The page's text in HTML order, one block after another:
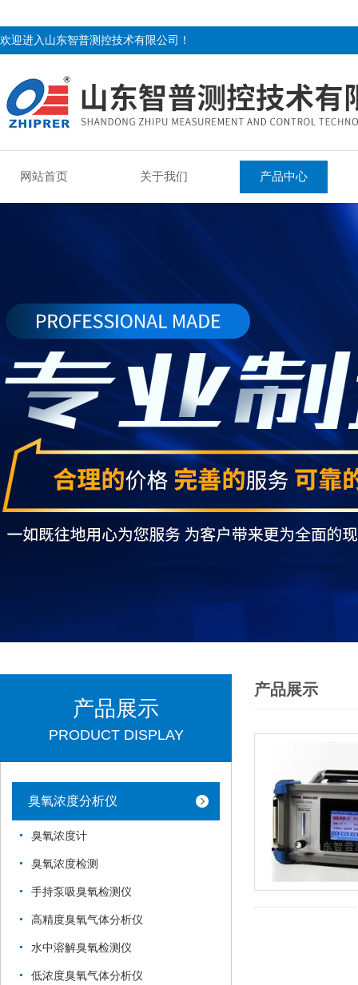
欢迎进入山东智普测控技术有限公司！
网站首页 关于我们 产品中心
产品展示
PRODUCT DISPLAY
臭氧浓度分析仪
臭氧浓度计
臭氧浓度检测
手持泵吸臭氧检测仪
高精度臭氧气体分析仪
水中溶解臭氧检测仪
低浓度臭氧气体分析仪
产品展示